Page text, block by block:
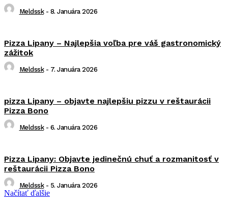
Meldssk - 8. Januára 2026
Pizza Lipany – Najlepšia voľba pre váš gastronomický
zážitok
Meldssk - 7. Januára 2026
pizza Lipany – objavte najlepšiu pizzu v reštaurácii
Pizza Bono
Meldssk - 6. Januára 2026
Pizza Lipany: Objavte jedinečnú chuť a rozmanitosť v
reštaurácii Pizza Bono
Meldssk - 5. Januára 2026
Načítať ďalšie